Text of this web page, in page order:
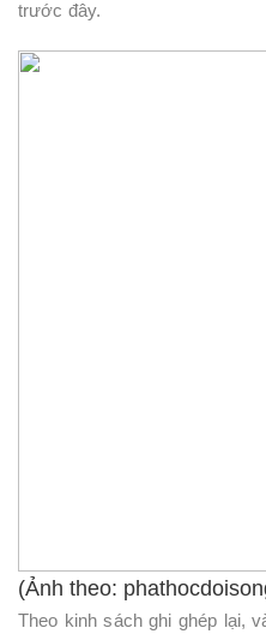
trước đây.
(Ảnh theo:
Theo kinh sách ghi ghép lại,